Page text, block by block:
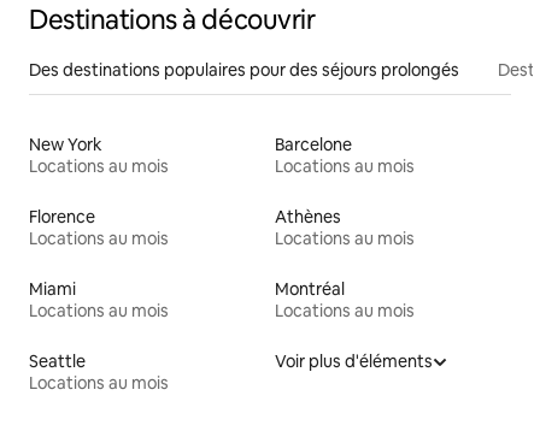
Destinations à découvrir
Des destinations populaires pour des séjours prolongés
New York
Locations au mois
Barcelone
Locations au mois
Florence
Locations au mois
Athènes
Locations au mois
Miami
Locations au mois
Montréal
Locations au mois
Seattle
Locations au mois
Voir plus d'éléments